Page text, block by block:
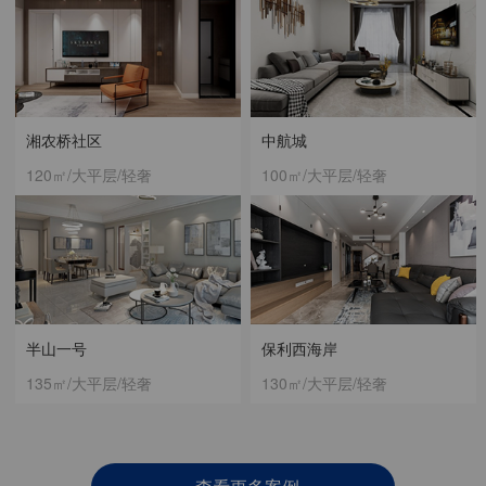
中航城
100㎡/大平层/轻奢
湘农桥社区
120㎡/大平层/轻奢
保利西海岸
130㎡/大平层/轻奢
半山一号
135㎡/大平层/轻奢